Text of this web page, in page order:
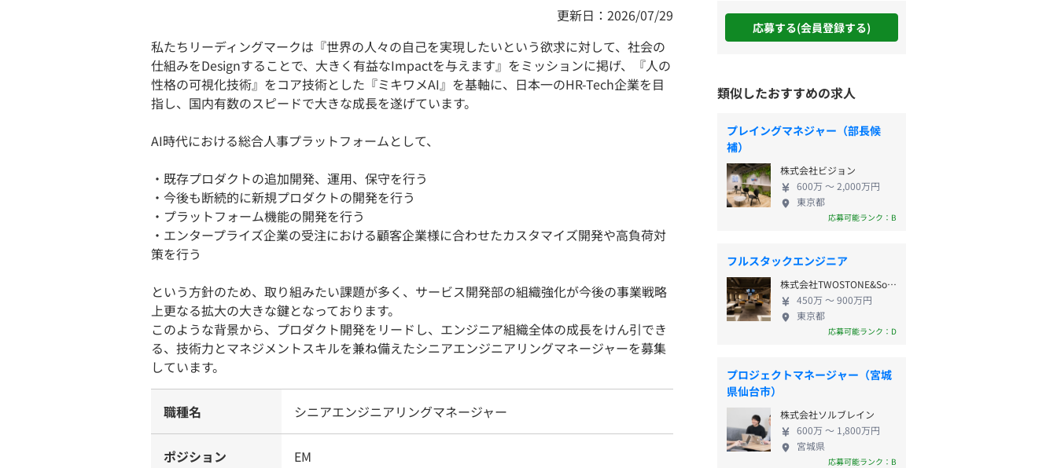
更新日：2026/07/29
私たちリーディングマークは『世界の人々の自己を実現したいという欲求に対して、社会の
仕組みをDesignすることで、大きく有益なImpactを与えます』をミッションに掲げ、『人の
性格の可視化技術』をコア技術とした『ミキワメAI』を基軸に、日本一のHR-Tech企業を目
指し、国内有数のスピードで大きな成長を遂げています。
AI時代における総合人事プラットフォームとして、
・既存プロダクトの追加開発、運用、保守を行う
・今後も断続的に新規プロダクトの開発を行う
・プラットフォーム機能の開発を行う
・エンタープライズ企業の受注における顧客企業様に合わせたカスタマイズ開発や高負荷対
策を行う
という方針のため、取り組みたい課題が多く、サービス開発部の組織強化が今後の事業戦略
上更なる拡大の大きな鍵となっております。
このような背景から、プロダクト開発をリードし、エンジニア組織全体の成長をけん引でき
る、技術力とマネジメントスキルを兼ね備えたシニアエンジニアリングマネージャーを募集
しています。
職種名 シニアエンジニアリングマネージャー
ポジション EM
応募する(会員登録する)
類似したおすすめの求人
プレイングマネジャー（部長候
補）
株式会社ビジョン
600万 〜 2,000万円
東京都
応募可能ランク：B
フルスタックエンジニア
株式会社TWOSTONE&Sons
450万 〜 900万円
東京都
応募可能ランク：D
プロジェクトマネージャー（宮城
県仙台市）
株式会社ソルブレイン
600万 〜 1,800万円
宮城県
応募可能ランク：B